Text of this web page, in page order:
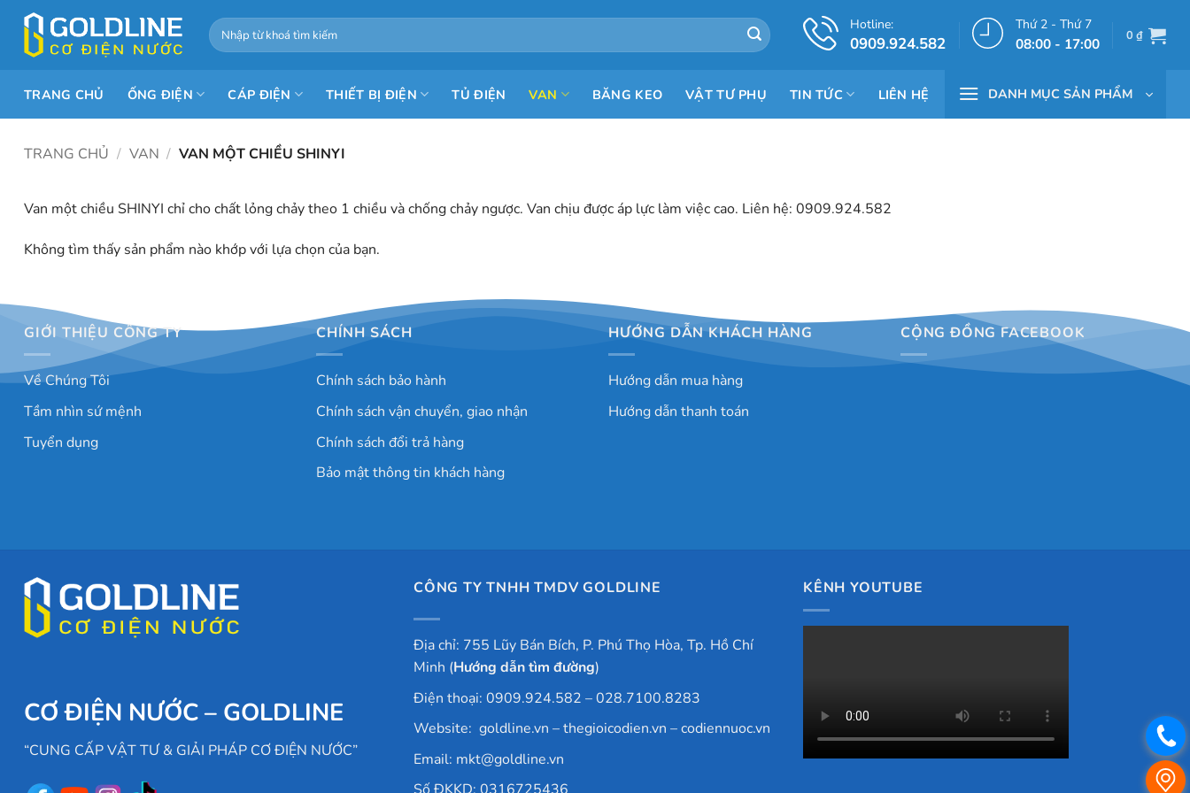
Tìm
kiếm:
Hotline:
0909.924.582
Thứ 2 - Thứ 7
08:00 - 17:00 0₫
TRANG CHỦ ỐNG ĐIỆN CÁP ĐIỆN THIẾT BỊ ĐIỆN TỦ ĐIỆN VAN BĂNG KEO VẬT TƯ PHỤ TIN TỨC LIÊN HỆ DANH MỤC SẢN PHẨM
TRANG CHỦ / VAN / VAN MỘT CHIỀU SHINYI
Van một chiều SHINYI chỉ cho chất lỏng chảy theo 1 chiều và chống chảy ngược. Van chịu được áp lực làm việc cao. Liên hệ: 0909.924.582
Không tìm thấy sản phẩm nào khớp với lựa chọn của bạn.
GIỚI THIỆU CÔNG TY
Về Chúng Tôi
Tầm nhìn sứ mệnh
Tuyển dụng
CHÍNH SÁCH
Chính sách bảo hành
Chính sách vận chuyển, giao nhận
Chính sách đổi trả hàng
Bảo mật thông tin khách hàng
HƯỚNG DẪN KHÁCH HÀNG
Hướng dẫn mua hàng
Hướng dẫn thanh toán
CỘNG ĐỒNG FACEBOOK
CƠ ĐIỆN NƯỚC – GOLDLINE
“CUNG CẤP VẬT TƯ & GIẢI PHÁP CƠ ĐIỆN NƯỚC”
CÔNG TY TNHH TMDV GOLDLINE
Địa chỉ: 755 Lũy Bán Bích, P. Phú Thọ Hòa, Tp. Hồ Chí
Minh (Hướng dẫn tìm đường)
Điện thoại: 0909.924.582 – 028.7100.8283
Website: goldline.vn –thegioicodien.vn –codiennuoc.vn
Email: mkt@goldline.vn
KÊNH YOUTUBE
.
.